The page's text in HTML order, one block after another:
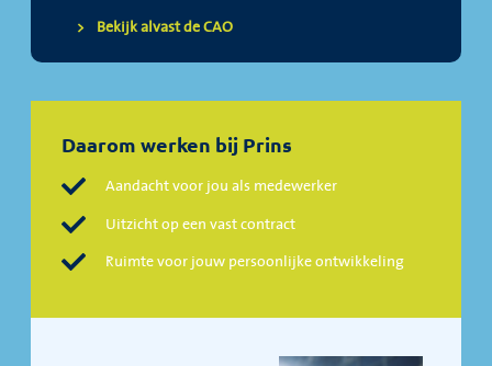
Bekijk alvast de CAO
Daarom werken bij Prins
Aandacht voor jou als medewerker
Uitzicht op een vast contract
Ruimte voor jouw persoonlijke ontwikkeling